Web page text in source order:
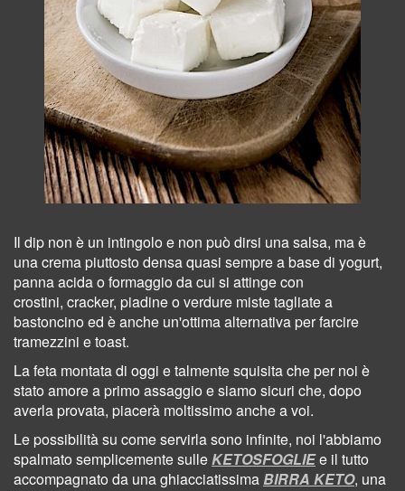
Il dip non è un intingolo e non può dirsi una salsa, ma è
una crema piuttosto densa quasi sempre a base di yogurt,
panna acida o formaggio da cui si attinge con
crostini, cracker, piadineo verdure miste tagliate a
bastoncino ed è anche un'ottima alternativa per farcire
tramezzini e toast.
La feta montata di oggi e talmente squisita che per noi è
stato amore a primo assaggio e siamo sicuri che, dopo
averla provata, piacerà moltissimo anche a voi.
Le possibilità su come servirla sono infinite, noi l'abbiamo
spalmato semplicemente sulleKETOSFOGLIEe il tutto
accompagnato da una ghiacciatissimaBIRRA KETO, una